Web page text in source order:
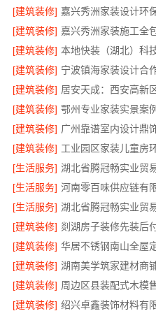
[建筑装修]
[建筑装修]
[建筑装修]
[建筑装修]
[建筑装修] 居安天成：西安高新
[建筑装修]
[建筑装修]
[建筑装修]
[生活服务] 湖北省腾冠畅实业贸
[生活服务]
[生活服务] 湖北省腾冠畅实业贸
[建筑装修] 剡湖房子装修先装后
[建筑装修] 华居不锈钢南山全屋
[建筑装修] 湖南美学筑家建材商
[建筑装修]
[建筑装修]